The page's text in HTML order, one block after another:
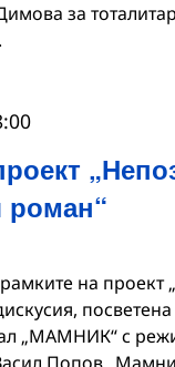
за
роман“
на проект
„МАМНИК“ с